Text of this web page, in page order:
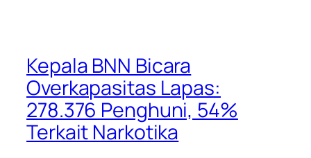
Kepala BNN Bicara
Overkapasitas Lapas:
278.376 Penghuni, 54%
Terkait Narkotika